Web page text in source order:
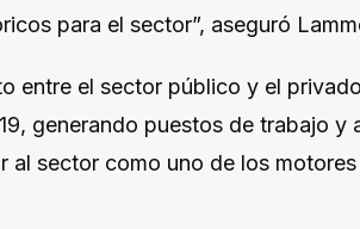
para el sector”, aseguró
entre el sector público y el
generando puestos de trabajo y
al sector como uno de los